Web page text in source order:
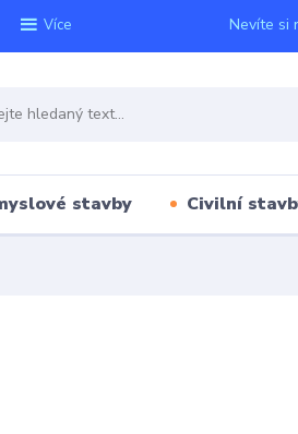
Více Nevíte si
stavby Civilní